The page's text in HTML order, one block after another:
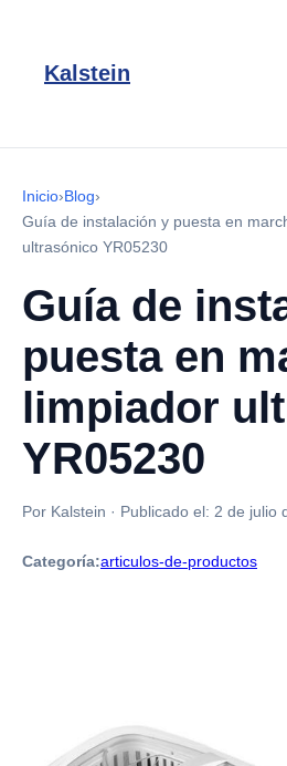
Kalstein
Inicio›Blog›
Guía de instalación y puesta en
ultrasónico YR05230
Guía de
puesta en
limpiador
YR05230
Por Kalstein · Publicado el: 2 de julio
Categoría:articulos-de-productos